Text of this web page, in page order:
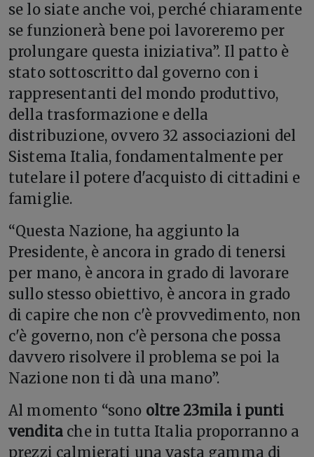
se lo siate anche voi, perché chiaramente
se funzionerà bene poi lavoreremo per
prolungare questa iniziativa”. Il patto è
stato sottoscritto dal governo con i
rappresentanti del mondo produttivo,
della trasformazione e della
distribuzione, ovvero 32 associazioni del
Sistema Italia, fondamentalmente per
tutelare il potere d'acquisto di cittadini e
famiglie.
“Questa Nazione, ha aggiunto la
Presidente, è ancora in grado di tenersi
per mano, è ancora in grado di lavorare
sullo stesso obiettivo, è ancora in grado
di capire che non c'è provvedimento, non
c'è governo, non c'è persona che possa
davvero risolvere il problema se poi la
Nazione non ti dà una mano”.
Al momento “sono oltre 23mila i punti
vendita che in tutta Italia proporranno a
prezzi calmierati una vasta gamma di